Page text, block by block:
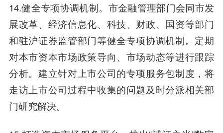
14.健全专项协调机制。市金融管理部门会同市发
展改革、经济信息化、科技、财政、国资等部门
和驻沪证券监管部门等健全专项协调机制。定期
对本市资本市场政策导向、市场动态等进行跟踪
分析。建立针对上市公司的专项服务包制度，将
走访上市公司过程中收集的问题及时分派相关部
门研究解决。